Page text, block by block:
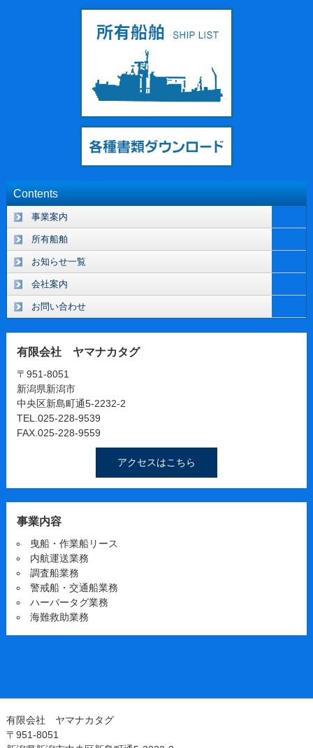
Contents
事業案内
所有船舶
お知らせ一覧
会社案内
お問い合わせ
有限会社 ヤマナカタグ
〒951-8051
新潟県新潟市
中央区新島町通5-2232-2
TEL.025-228-9539
FAX.025-228-9559
アクセスはこちら
事業内容
曳船・作業船リース
内航運送業務
調査船業務
警戒船・交通船業務
ハーバータグ業務
海難救助業務
有限会社 ヤマナカタグ
〒951-8051